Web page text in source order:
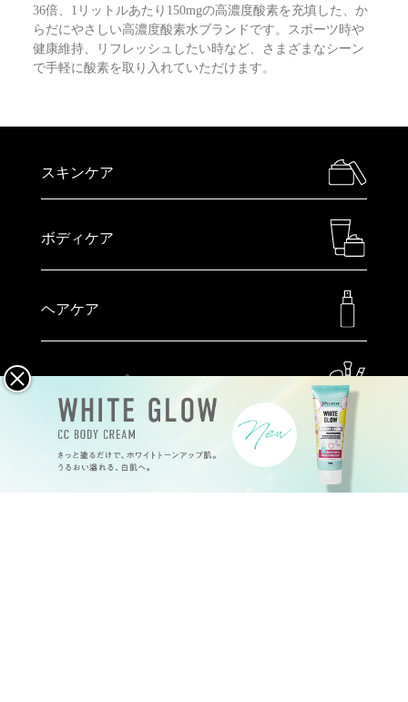
36倍、1リットルあたり150mgの高濃度酸素を充填した、か
らだにやさしい高濃度酸素水ブランドです。スポーツ時や
健康維持、リフレッシュしたい時など、さまざまなシーン
で手軽に酸素を取り入れていただけます。
スキンケア
ボディケア
ヘアケア
ハンドケア